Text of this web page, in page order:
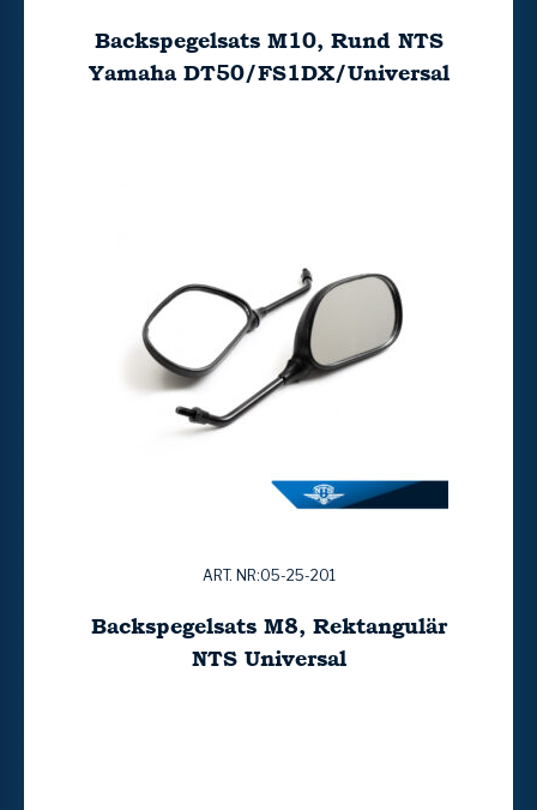
Backspegelsats M10, Rund NTS
Yamaha DT50/FS1DX/Universal
ART. NR:05-25-201
Backspegelsats M8, Rektangulär
NTS Universal